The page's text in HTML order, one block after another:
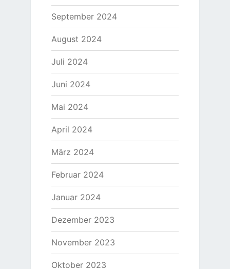
September 2024
August 2024
Juli 2024
Juni 2024
Mai 2024
April 2024
März 2024
Februar 2024
Januar 2024
Dezember 2023
November 2023
Oktober 2023